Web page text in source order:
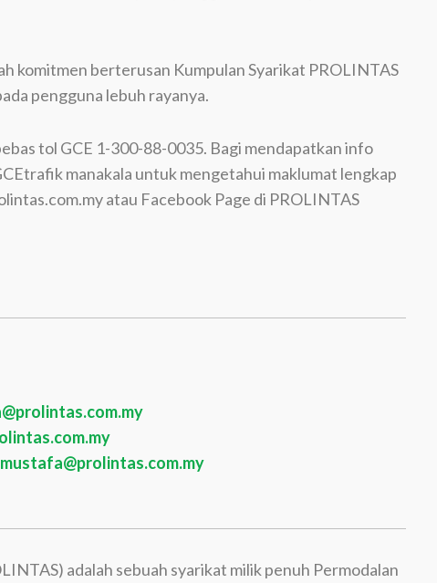
komitmen berterusan Kumpulan Syarikat PROLINTAS
pengguna lebuh rayanya.
tol GCE 1-300-88-0035. Bagi mendapatkan info
manakala untuk mengetahui maklumat lengkap
atau Facebook Page di PROLINTAS
mustafa@prolintas.com.my
adalah sebuah syarikat milik penuh Permodalan